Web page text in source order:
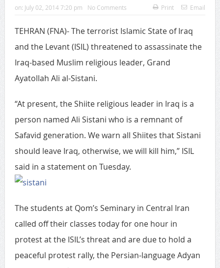
on: July 02, 2014 7:20 pm No Comments Print Email
TEHRAN (FNA)- The terrorist Islamic State of Iraq
and the Levant (ISIL) threatened to assassinate the
Iraq-based Muslim religious leader, Grand
Ayatollah Ali al-Sistani.
“At present, the Shiite religious leader in Iraq is a
person named Ali Sistani who is a remnant of
Safavid generation. We warn all Shiites that Sistani
should leave Iraq, otherwise, we will kill him,” ISIL
said in a statement on Tuesday.
The students at Qom’s Seminary in Central Iran
called off their classes today for one hour in
protest at the ISIL’s threat and are due to hold a
peaceful protest rally, the Persian-language Adyan